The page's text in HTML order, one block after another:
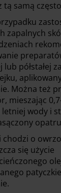
tą samą
zapalnych
lub półstałej
Można też
mieszając
letniej wody i
chodzi o
się użycie